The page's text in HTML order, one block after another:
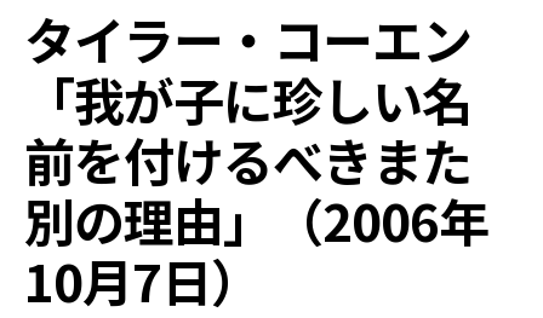
タイラー・コーエン
「我が子に珍しい名
前を付けるべきまた
別の理由」（2006年
10月7日）